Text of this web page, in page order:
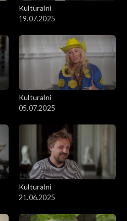
Kulturalni
19.07.2025
Kulturalni
05.07.2025
Kulturalni
21.06.2025